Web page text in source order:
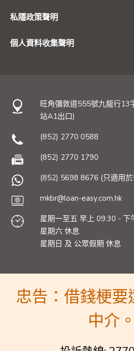
私隱政策聲明
個人資料收集聲明
旺角彌敦道555號九龍行13
站A1出口)
(852) 2770 0588
(852) 2770 1790
(852) 5698 8676 (只適用
mkbr@loan-easy.com.hk
星期一至五 早上 09:30 - 下
星期六 休息
星期日 及 公眾假期 休息
忠告：借錢梗要
中介。